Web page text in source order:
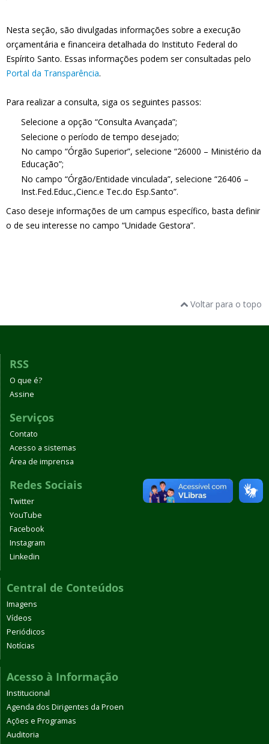
Nesta seção, são divulgadas informações sobre a execução
orçamentária e financeira detalhada do Instituto Federal do
Espírito Santo. Essas informações podem ser consultadas pelo
Portal da Transparência.
Para realizar a consulta, siga os seguintes passos:
Selecione a opção “Consulta Avançada”;
Selecione o período de tempo desejado;
No campo “Órgão Superior”, selecione “26000 – Ministério da
Educação”;
No campo “Órgão/Entidade vinculada”, selecione “26406 –
Inst.Fed.Educ.,Cienc.e Tec.do Esp.Santo”.
Caso deseje informações de um campus específico, basta definir
o de seu interesse no campo “Unidade Gestora”.
Voltar para o topo
RSS
O que é?
Assine
Serviços
Contato
Acesso a sistemas
Área de imprensa
Redes Sociais
Twitter
YouTube
Facebook
Instagram
Linkedin
Central de Conteúdos
Imagens
Vídeos
Periódicos
Notícias
Acesso à Informação
Institucional
Agenda dos Dirigentes da Proen
Ações e Programas
Auditoria